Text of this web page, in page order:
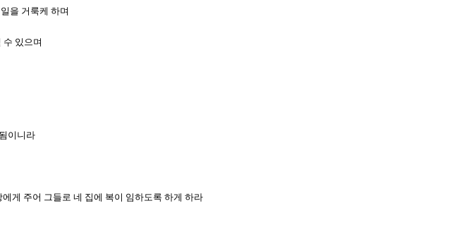
을 거룩케 하며
수 있으며
이니라
게 주어 그들로 네 집에 복이 임하도록 하게 하라